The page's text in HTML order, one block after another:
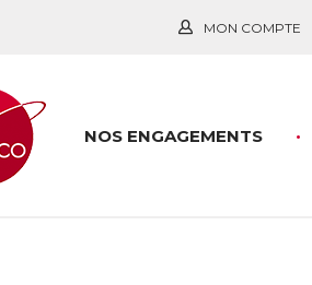
MON COMPTE
NOS ENGAGEMENTS